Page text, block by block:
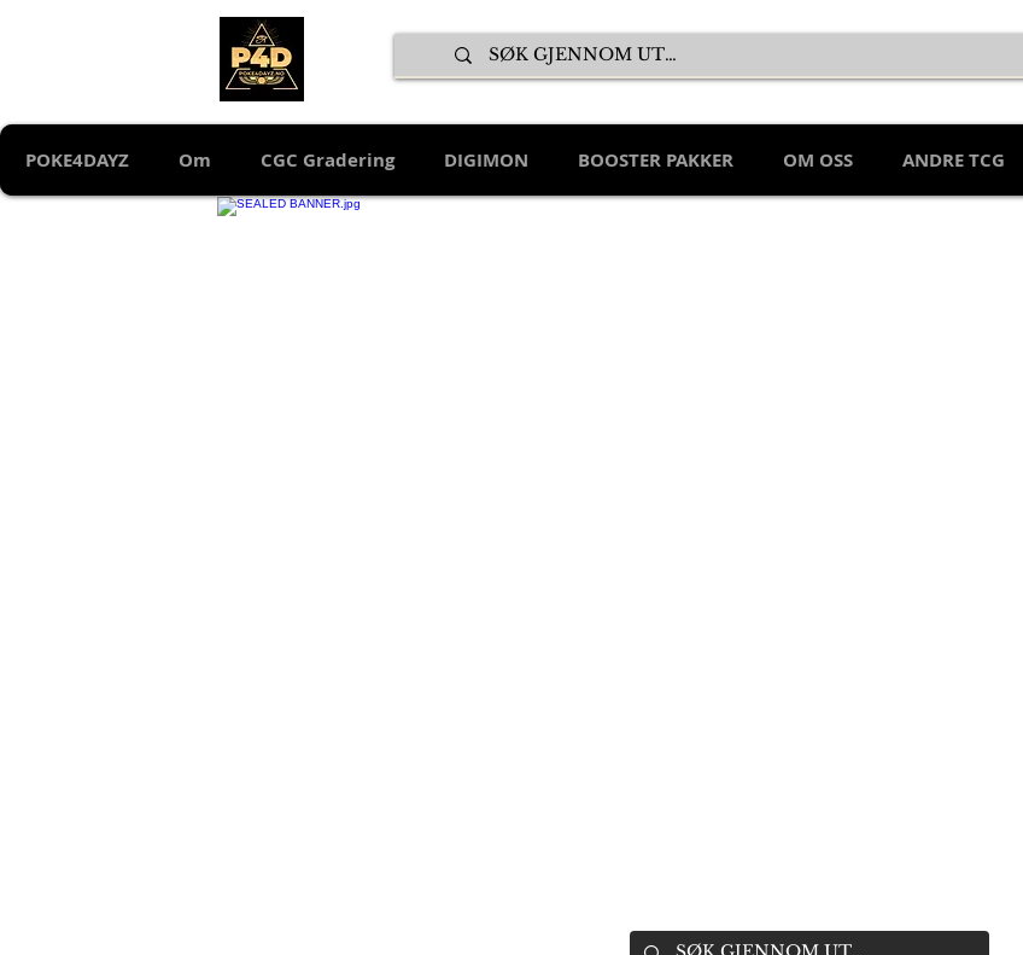
POKE4DAYZ Om CGC Gradering DIGIMON BOOSTER PAKKER OM OSS ANDRE TCG